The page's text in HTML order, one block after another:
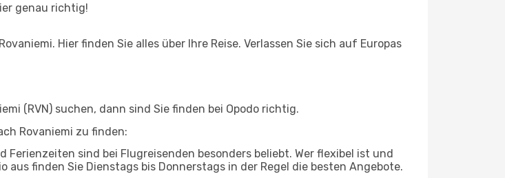
genau richtig!
Hier finden Sie alles über Ihre Reise. Verlassen Sie sich auf Europas
(RVN) suchen, dann sind Sie finden bei Opodo richtig.
Rovaniemi zu finden:
Ferienzeiten sind bei Flugreisenden besonders beliebt. Wer flexibel ist und
finden Sie Dienstags bis Donnerstags in der Regel die besten Angebote.